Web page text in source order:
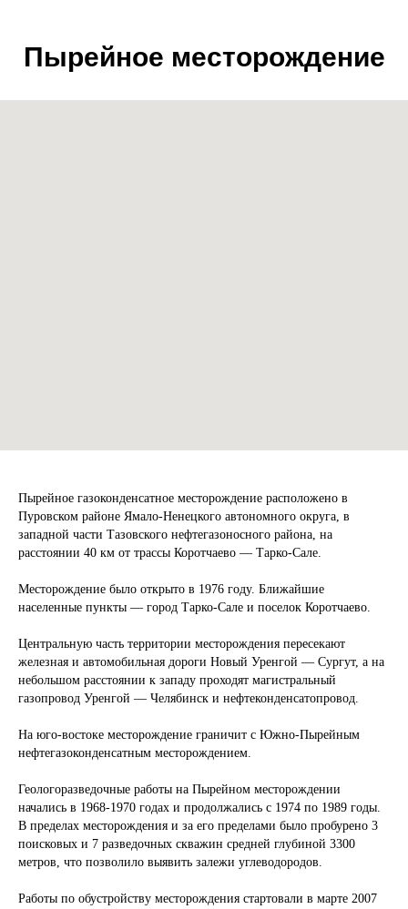
Пырейное месторождение
Пырейное газоконденсатное месторождение расположено в
Пуровском районе Ямало-Ненецкого автономного округа, в
западной части Тазовского нефтегазоносного района, на
расстоянии 40 км от трассы Коротчаево — Тарко-Сале.
Месторождение было открыто в 1976 году. Ближайшие
населенные пункты — город Тарко-Сале и поселок Коротчаево.
Центральную часть территории месторождения пересекают
железная и автомобильная дороги Новый Уренгой — Сургут, а на
небольшом расстоянии к западу проходят магистральный
газопровод Уренгой — Челябинск и нефтеконденсатопровод.
На юго-востоке месторождение граничит с Южно-Пырейным
нефтегазоконденсатным месторождением.
Геологоразведочные работы на Пырейном месторождении
начались в 1968-1970 годах и продолжались с 1974 по 1989 годы.
В пределах месторождения и за его пределами было пробурено 3
поисковых и 7 разведочных скважин средней глубиной 3300
метров, что позволило выявить залежи углеводородов.
Работы по обустройству месторождения стартовали в марте 2007